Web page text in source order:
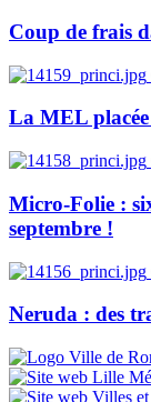
Coup de frais
La MEL placée
Micro-Folie :
septembre !
Neruda : des